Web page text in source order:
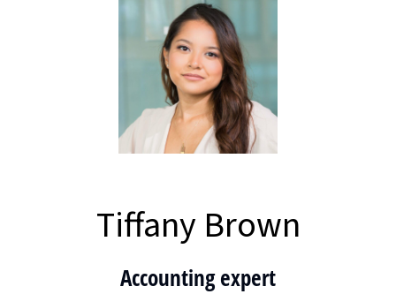
Tiffany Brown
Accounting expert